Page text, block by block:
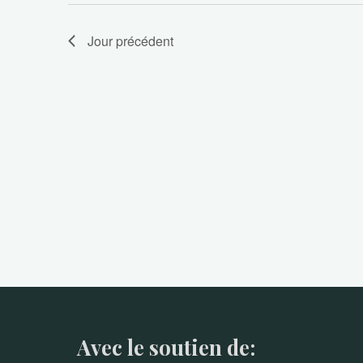
Jour précédent
Avec le soutien de: